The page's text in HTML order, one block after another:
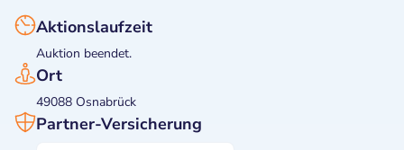
Aktionslaufzeit
Auktion beendet.
Ort
49088 Osnabrück
Partner-Versicherung